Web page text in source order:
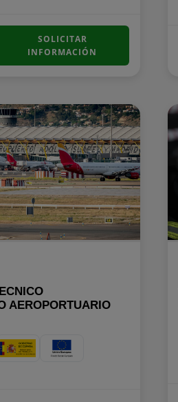
SOLICITAR
INFORMACIÓN
AEROPORTUARIO